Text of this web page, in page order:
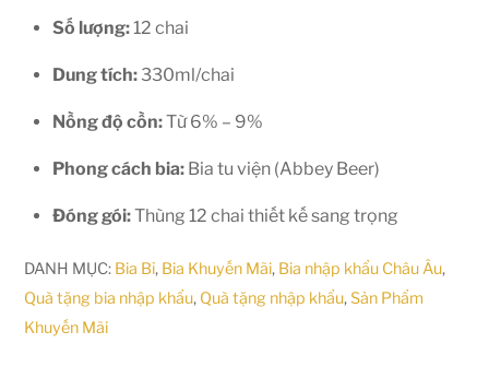
Số lượng:12 chai
Dung tích: 330ml/chai
Nồng độ cồn:Từ 6% – 9%
Phong cách bia: Bia tu viện (Abbey Beer)
Đóng gói:Thùng 12 chai thiết kế sang trọng
DANH MỤC: Bia Bỉ, Bia Khuyến Mãi, Bia nhập khẩu Châu Âu,
Quà tặng bia nhập khẩu, Quà tặng nhập khẩu,Sản Phẩm
Khuyến Mãi